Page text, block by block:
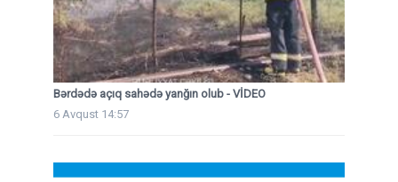
Bərdədə açıq sahədə yanğın olub - VİDEO
6 Avqust 14:57